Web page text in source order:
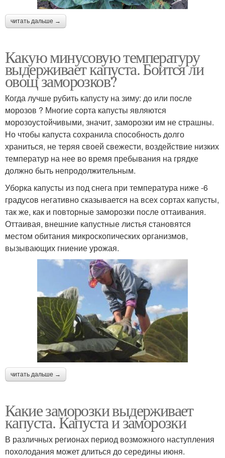
читать дальше →
Какую минусовую температуру
выдерживает капуста. Боится ли
овощ заморозков?
Когда лучше рубить капусту на зиму: до или после
морозов ? Многие сорта капусты являются
морозоустойчивыми, значит, заморозки им не страшны.
Но чтобы капуста сохранила способность долго
храниться, не теряя своей свежести, воздействие низких
температур на нее во время пребывания на грядке
должно быть непродолжительным.
Уборка капусты из под снега при температура ниже -6
градусов негативно сказывается на всех сортах капусты,
так же, как и повторные заморозки после оттаивания.
Оттаивая, внешние капустные листья становятся
местом обитания микроскопических организмов,
вызывающих гниение урожая.
читать дальше →
Какие заморозки выдерживает
капуста. Капуста и заморозки
В различных регионах период возможного наступления
похолодания может длиться до середины июня.